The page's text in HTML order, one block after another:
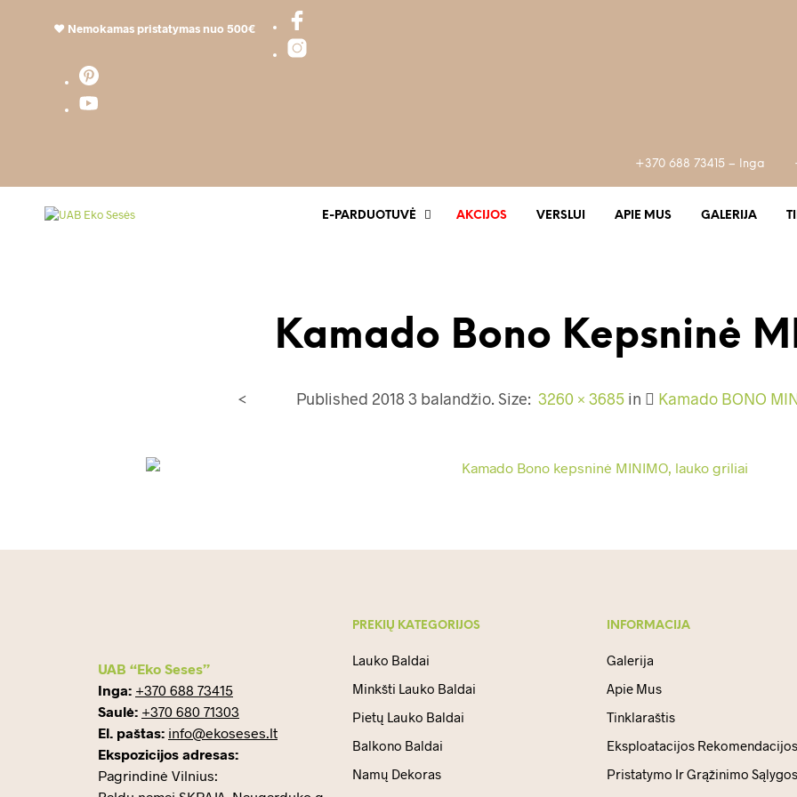
❤️ Nemokamas pristatymas nuo 500€
+370 688 73415 – Inga
E-PARDUOTUVĖ AKCIJOS VERSLUI APIE MUS GALERIJA
Kamado Bono Kepsninė
Published 2018 3 balandžio. Size: 3260 × 3685 in Kamado BONO
<
UAB “Eko Seses”
Inga: +370 688 73415
Saulė: +370 680 71303
El. paštas: info@ekoseses.lt
Ekspozicijos adresas:
Pagrindinė Vilnius:
PREKIŲ KATEGORIJOS
Lauko Baldai
Minkšti Lauko Baldai
Pietų Lauko Baldai
Balkono Baldai
Namų Dekoras
INFORMACIJA
Galerija
Apie Mus
Tinklaraštis
Eksploatacijos Rekomendacijos
Pristatymo Ir Grąžinimo Sąlygos